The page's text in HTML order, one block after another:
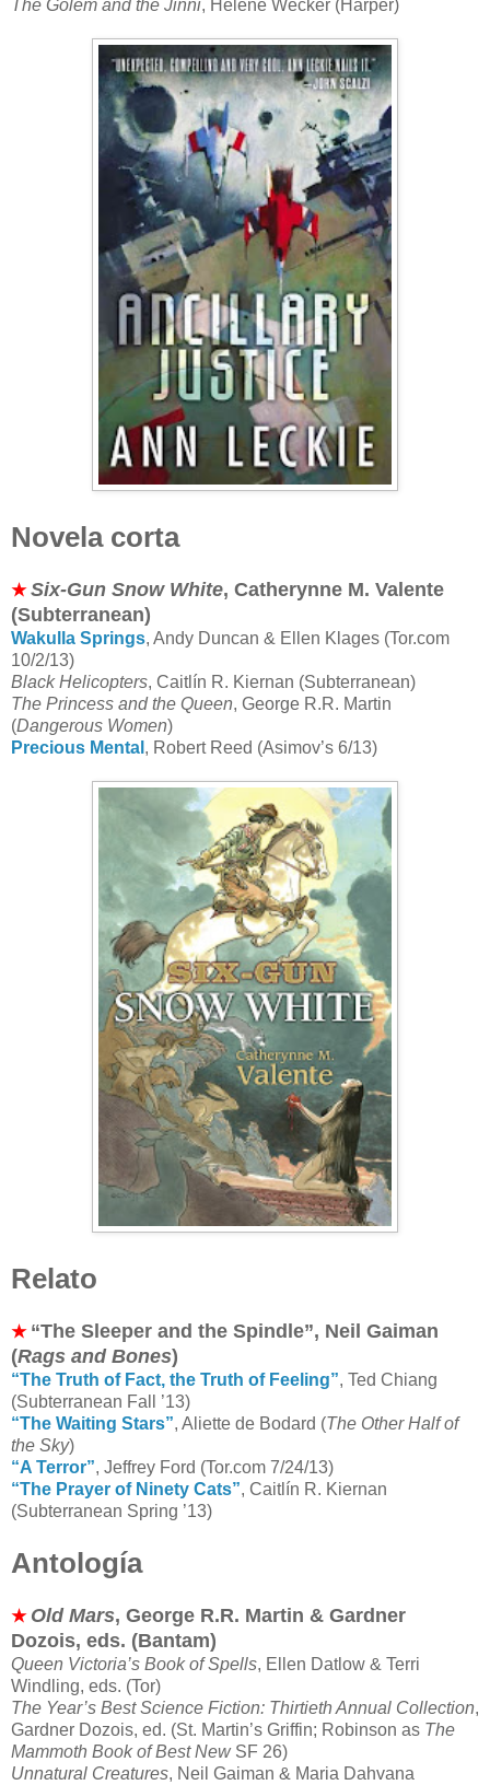
The Golem and the Jinni, Helene Wecker (Harper)
Novela corta
★Six-Gun Snow White, Catherynne M. Valente
(Subterranean)
Wakulla Springs, Andy Duncan & Ellen Klages (Tor.com
10/2/13)
Black Helicopters, Caitlín R. Kiernan (Subterranean)
The Princess and the Queen, George R.R. Martin
(Dangerous Women)
Precious Mental , Robert Reed (Asimov’s 6/13)
Relato
★ “The Sleeper and the Spindle”, Neil Gaiman
(Rags and Bones)
“The Truth of Fact, the Truth of Feeling”, Ted Chiang
(Subterranean Fall ’13)
“The Waiting Stars”, Aliette de Bodard (The Other Half of
the Sky)
“A Terror”, Jeffrey Ford (Tor.com 7/24/13)
“The Prayer of Ninety Cats”, Caitlín R. Kiernan
(Subterranean Spring ’13)
Antología
★ Old Mars, George R.R. Martin & Gardner
Dozois, eds. (Bantam)
Queen Victoria’s Book of Spells, Ellen Datlow & Terri
Windling, eds. (Tor)
The Year’s Best Science Fiction: Thirtieth Annual Collection,
Gardner Dozois, ed. (St. Martin’s Griffin; Robinson as The
Mammoth Book of Best NewSF 26)
Unnatural Creatures, Neil Gaiman & Maria Dahvana